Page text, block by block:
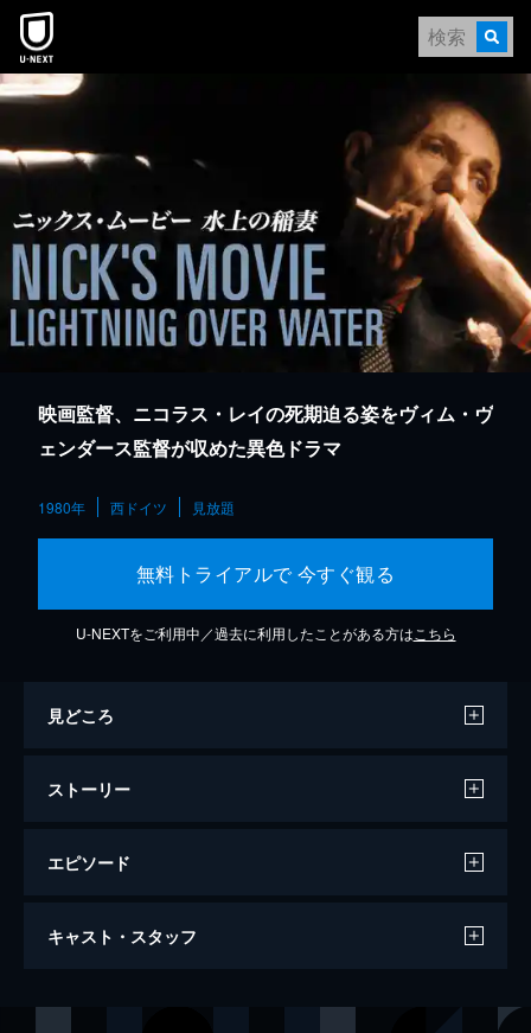
本文へスキップ
映画監督、ニコラス・レイの死期迫る姿をヴィム・ヴ
ェンダース監督が収めた異色ドラマ
1980年 西ドイツ 見放題
無料トライアルで 今すぐ観る
U-NEXTをご利用中／過去に利用したことがある方は こちら
見どころ
ストーリー
エピソード
ニックス・ムービー/水上の稲妻
キャスト・スタッフ